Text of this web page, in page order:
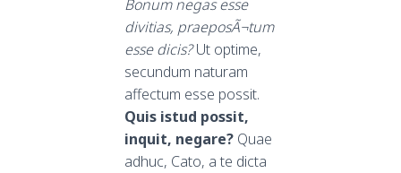
Bonum negas esse
divitias, praeposÃ¬tum
esse dicis?Ut optime,
secundum naturam
affectum esse possit.
Quis istud possit,
inquit, negare? Quae
adhuc, Cato, a te dicta